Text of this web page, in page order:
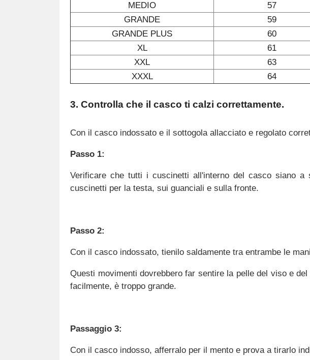
MEDIO
57
GRANDE
59
GRANDE PLUS
60
XL
61
XXL
63
XXXL
64
3. Controlla che il casco ti calzi correttamente.
Con il casco indossato e il sottogola allacciato e regolato
Passo 1:
Verificare che tutti i cuscinetti all'interno del casco siano
cuscinetti per la testa, sui guanciali e sulla fronte.
Passo 2:
Con il casco indossato, tienilo saldamente tra entrambe le
Questi movimenti dovrebbero far sentire la pelle del viso e
facilmente, è troppo grande.
Passaggio 3:
Con il casco indosso, afferralo per il mento e prova a tirarlo